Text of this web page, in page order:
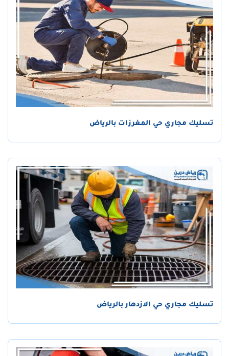
تسليك مجاري حي المغرزات بالرياض
تسليك مجاري حي الازدهار بالرياض